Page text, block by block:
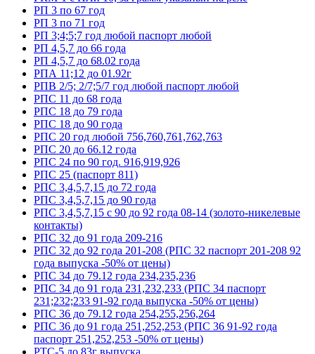
РП 3 по 67 год
РП 3 по 71 год
РП 3;4;5;7 год любой паспорт любой
РП 4,5,7 до 66 года
РП 4,5,7 до 68.02 года
РПА 11;12 до 01.92г
РПВ 2/5; 2/7;5/7 год любой паспорт любой
РПС 11 до 68 года
РПС 18 до 79 года
РПС 18 до 90 года
РПС 20 год любой 756,760,761,762,763
РПС 20 до 66.12 года
РПС 24 по 90 год. 916,919,926
РПС 25 (паспорт 811)
РПС 3,4,5,7,15 до 72 года
РПС 3,4,5,7,15 до 90 года
РПС 3,4,5,7,15 с 90 до 92 года 08-14 (золото-никелевые
контакты)
РПС 32 до 91 года 209-216
РПС 32 до 92 года 201-208 (РПС 32 паспорт 201-208 92
года выпуска -50% от цены)
РПС 34 до 79.12 года 234,235,236
РПС 34 до 91 года 231,232,233 (РПС 34 паспорт
231;232;233 91-92 года выпуска -50% от цены)
РПС 36 до 79.12 года 254,255,256,264
РПС 36 до 91 года 251,252,253 (РПС 36 91-92 года
паспорт 251,252,253 -50% от цены)